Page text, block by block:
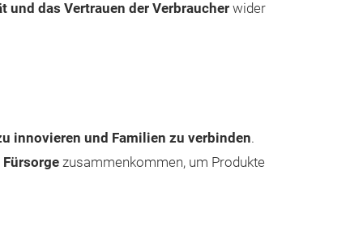
das Vertrauen der Verbraucher wider
innovieren und Familien zu verbinden.
zusammenkommen, um Produkte